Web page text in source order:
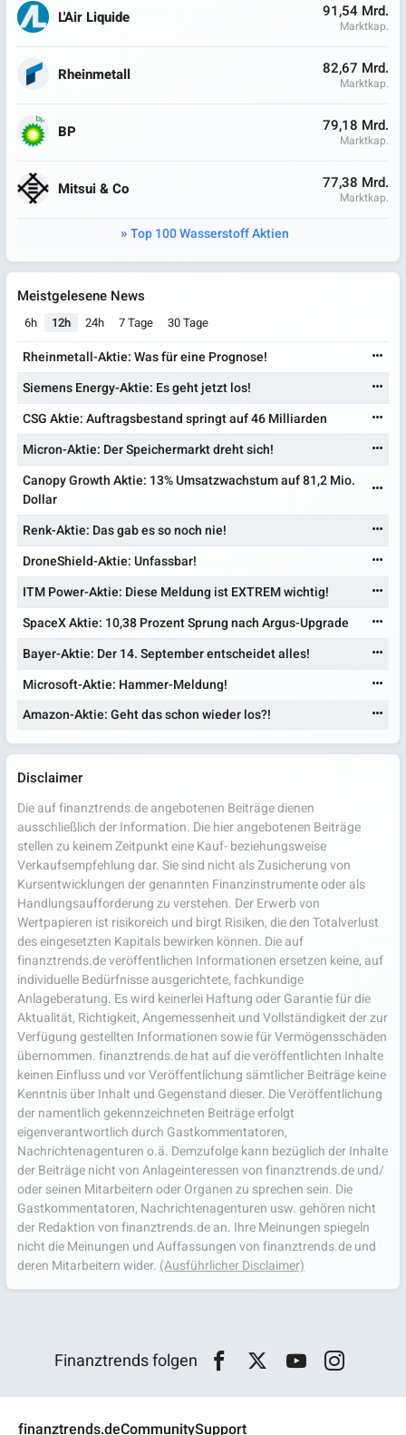
L'Air Liquide 91,54 Mrd.
Marktkap.
Rheinmetall 82,67 Mrd.
Marktkap.
BP 79,18 Mrd.
Marktkap.
Mitsui & Co 77,38 Mrd.
Marktkap.
Top 100 Wasserstoff Aktien
Meistgelesene News
6h 12h 24h 7 Tage 30 Tage
Rheinmetall-Aktie: Was für eine Prognose!
Siemens Energy-Aktie: Es geht jetzt los!
CSG Aktie: Auftragsbestand springt auf 46 Milliarden
Micron-Aktie: Der Speichermarkt dreht sich!
Canopy Growth Aktie: 13% Umsatzwachstum auf 81,2 Mio.
Dollar
Renk-Aktie: Das gab es so noch nie!
DroneShield-Aktie: Unfassbar!
ITM Power-Aktie: Diese Meldung ist EXTREM wichtig!
SpaceX Aktie: 10,38 Prozent Sprung nach Argus-Upgrade
Bayer-Aktie: Der 14. September entscheidet alles!
Microsoft-Aktie: Hammer-Meldung!
Amazon-Aktie: Geht das schon wieder los?!
Disclaimer
Die auf finanztrends.de angebotenen Beiträge dienen
ausschließlich der Information. Die hier angebotenen Beiträge
stellen zu keinem Zeitpunkt eine Kauf- beziehungsweise
Verkaufsempfehlung dar. Sie sind nicht als Zusicherung von
Kursentwicklungen der genannten Finanzinstrumente oder als
Handlungsaufforderung zu verstehen. Der Erwerb von
Wertpapieren ist risikoreich und birgt Risiken, die den Totalverlust
des eingesetzten Kapitals bewirken können. Die auf
finanztrends.de veröffentlichen Informationen ersetzen keine, auf
individuelle Bedürfnisse ausgerichtete, fachkundige
Anlageberatung. Es wird keinerlei Haftung oder Garantie für die
Aktualität, Richtigkeit, Angemessenheit und Vollständigkeit der zur
Verfügung gestellten Informationen sowie für Vermögensschäden
übernommen. finanztrends.de hat auf die veröffentlichten Inhalte
keinen Einfluss und vor Veröffentlichung sämtlicher Beiträge keine
Kenntnis über Inhalt und Gegenstand dieser. Die Veröffentlichung
der namentlich gekennzeichneten Beiträge erfolgt
eigenverantwortlich durch Gastkommentatoren,
Nachrichtenagenturen o.ä. Demzufolge kann bezüglich der Inhalte
der Beiträge nicht von Anlageinteressen von finanztrends.de und/
oder seinen Mitarbeitern oder Organen zu sprechen sein. Die
Gastkommentatoren, Nachrichtenagenturen usw. gehören nicht
der Redaktion von finanztrends.de an. Ihre Meinungen spiegeln
nicht die Meinungen und Auffassungen von finanztrends.de und
deren Mitarbeitern wider. (Ausführlicher Disclaimer)
Finanztrends folgen
finanztrends.deCommunitySupport